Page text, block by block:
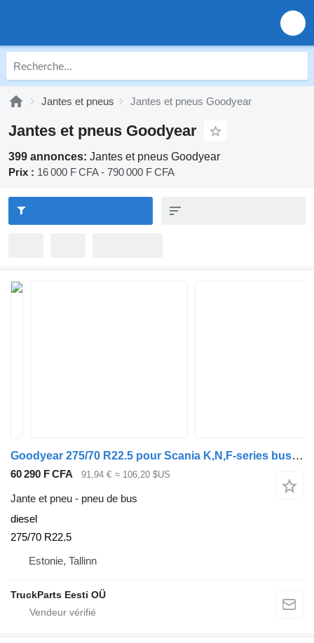
Jantes et pneus Jantes et pneus Goodyear
Jantes et pneus Goodyear
399 annonces: Jantes et pneus Goodyear
Prix : 16 000 F CFA - 790 000 F CFA
Goodyear 275/70 R22.5 pour Scania K,N,F-series bus (2006-)
60 290 F CFA 91,94 € ≈ 106,20 $US
Jante et pneu - pneu de bus
diesel
275/70 R22.5
Estonie, Tallinn
TruckParts Eesti OÜ